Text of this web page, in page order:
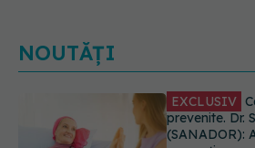
NOUTĂȚI
Testul din
indica riscul